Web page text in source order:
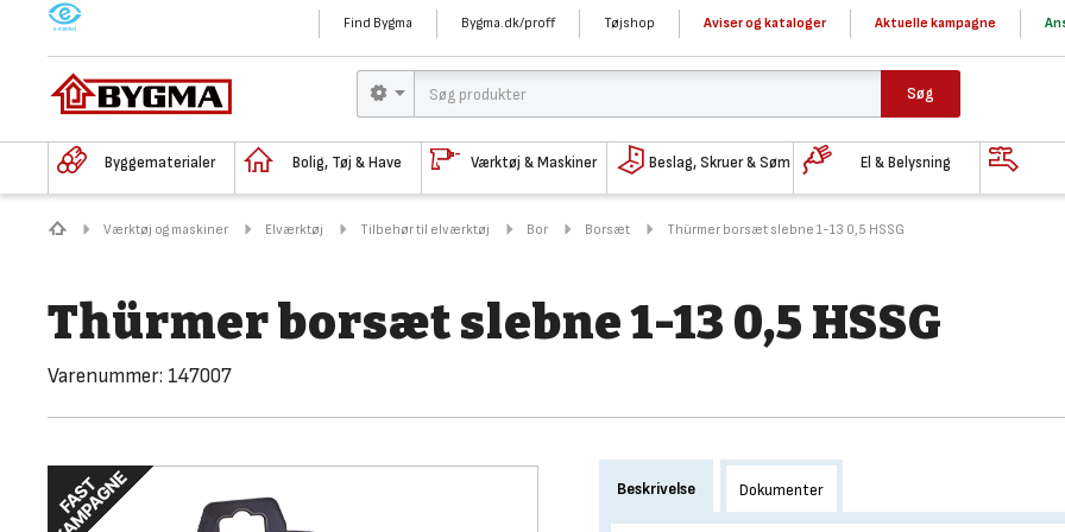
M Find Bygma Bygma.dk/proff Tøjshop Aviser og kataloger Aktuelle kampagne
Søg
Byggematerialer Bolig, Tøj & Have Værktøj & Maskiner Beslag, Skruer & Søm El & Belysning
Værktøj og maskiner Elværktøj Tilbehør til elværktøj Bor Borsæt Thürmer borsæt slebne 1-13 0,5 HSSG
Thürmer borsæt slebne 1-13 0,5 HSSG
Varenummer: 147007
Beskrivelse Dokumenter